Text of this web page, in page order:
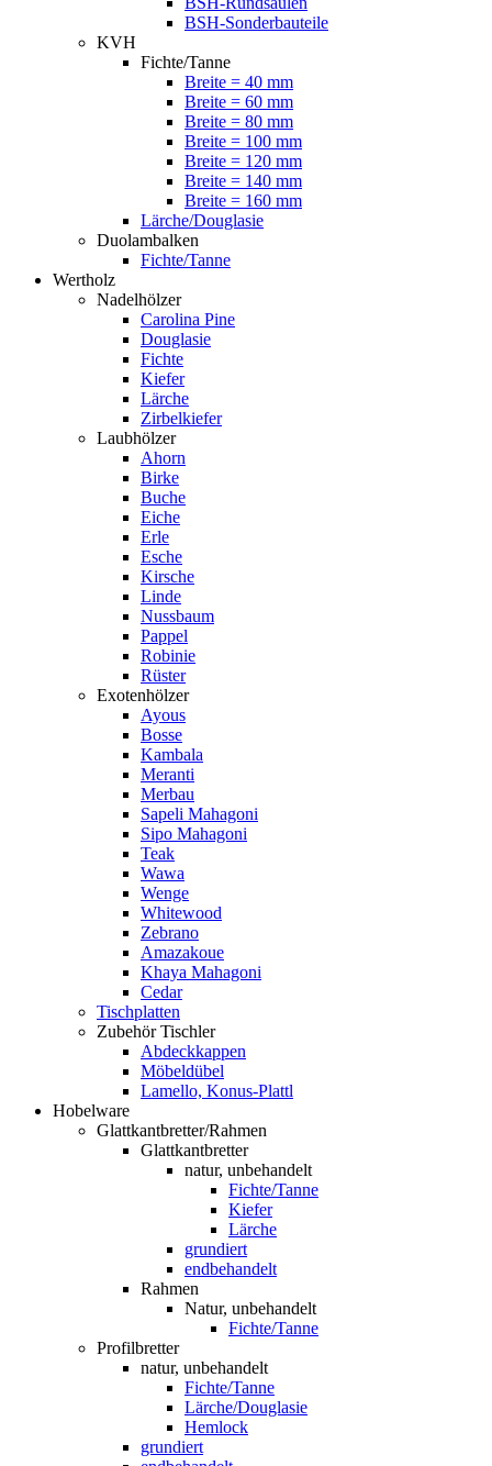
BSH-Sonderbauteile
KVH
Fichte/Tanne
Breite = 40 mm
Breite = 60 mm
Breite = 80 mm
Breite = 100 mm
Breite = 120 mm
Breite = 140 mm
Breite = 160 mm
Lärche/Douglasie
Duolambalken
Fichte/Tanne
Wertholz
Nadelhölzer
Carolina Pine
Douglasie
Fichte
Kiefer
Lärche
Zirbelkiefer
Laubhölzer
Ahorn
Birke
Buche
Eiche
Erle
Esche
Kirsche
Linde
Nussbaum
Pappel
Robinie
Rüster
Exotenhölzer
Ayous
Bosse
Kambala
Meranti
Merbau
Sapeli Mahagoni
Sipo Mahagoni
Teak
Wawa
Wenge
Whitewood
Zebrano
Amazakoue
Khaya Mahagoni
Cedar
Tischplatten
Zubehör Tischler
Abdeckkappen
Möbeldübel
Lamello, Konus-Plattl
Hobelware
Glattkantbretter/Rahmen
Glattkantbretter
natur, unbehandelt
Fichte/Tanne
Kiefer
Lärche
grundiert
endbehandelt
Rahmen
Natur, unbehandelt
Fichte/Tanne
Profilbretter
natur, unbehandelt
Fichte/Tanne
Lärche/Douglasie
Hemlock
grundiert